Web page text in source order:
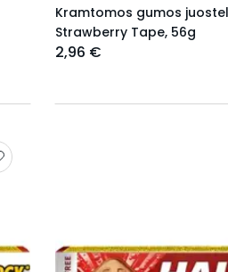
Kramtomos gumos
Strawberry Tape, 56g
2,96 €